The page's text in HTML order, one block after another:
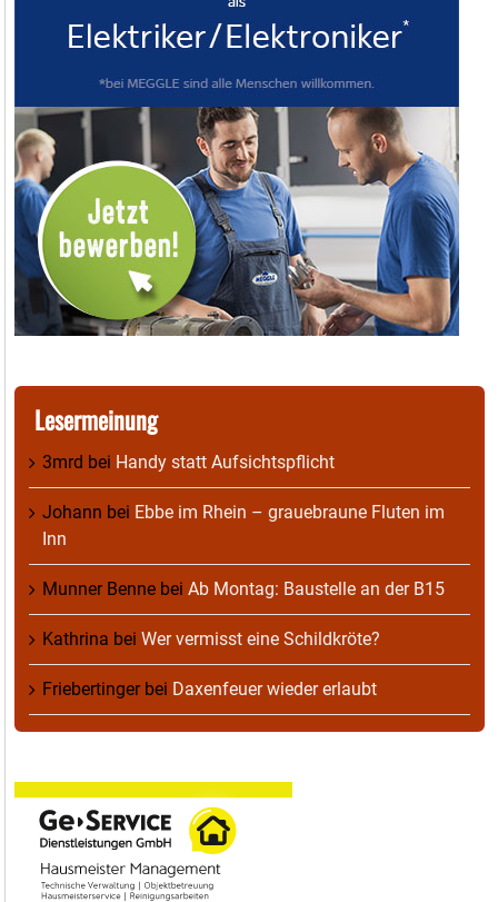
Lesermeinung
3mrd bei Handy statt Aufsichtspflicht
Johann bei Ebbe im Rhein – grauebraune Fluten im
Inn
Munner Benne bei Ab Montag: Baustelle an der B15
Kathrina bei Wer vermisst eine Schildkröte?
Friebertingerbei Daxenfeuer wieder erlaubt